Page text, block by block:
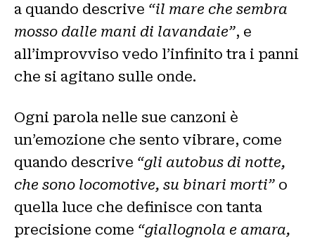
a quando descrive “il mare che sembra
mosso dalle mani di lavandaie”, e
all’improvviso vedo l’infinito tra i panni
che si agitano sulle onde.
Ogni parola nelle sue canzoni è
un’emozione che sento vibrare, come
quando descrive “gli autobus di notte,
che sono locomotive, su binari morti” o
quella luce che definisce con tanta
precisione come “giallognola e amara,